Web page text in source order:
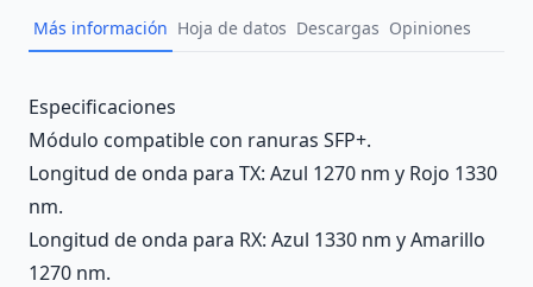
Más información Hoja de datos Descargas Opiniones
Description
Especificaciones
Módulo compatible con ranuras SFP+.
Longitud de onda para TX: Azul 1270 nm y Rojo 1330
nm.
Longitud de onda para RX: Azul 1330 nm y Amarillo
1270 nm.